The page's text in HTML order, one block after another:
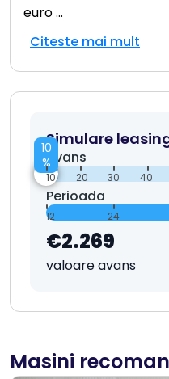
euro...
Citeste mai mult
Simulare
Avans
10
%
10 20 30 40
Perioada
12 24
€2.269
valoare avans
Masini